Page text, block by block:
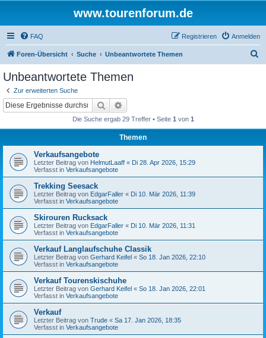
www.tourenforum.de
FAQ Anmelden
Registrieren
Foren-Übersicht Suche Unbeantwortete Themen
Unbeantwortete Themen
Zur erweiterten Suche
Suche
Die Suche ergab 29 Treffer • Seite 1 von 1
Themen
Verkaufsangebote
Letzter Beitrag von HelmutLaaff « Di 28. Apr 2026, 15:29
Verfasst in Verkaufsangebote
Trekking Seesack
Letzter Beitrag von EdgarFaller « Di 10. Mär 2026, 11:39
Verfasst in Verkaufsangebote
Skirouren Rucksack
Letzter Beitrag von EdgarFaller « Di 10. Mär 2026, 11:31
Verfasst in Verkaufsangebote
Verkauf Langlaufschuhe Classik
Letzter Beitrag von Gerhard Keifel « So 18. Jan 2026, 22:10
Verfasst in Verkaufsangebote
Verkauf Tourenskischuhe
Letzter Beitrag von Gerhard Keifel « So 18. Jan 2026, 22:01
Verfasst in Verkaufsangebote
Verkauf
Letzter Beitrag von Trude « Sa 17. Jan 2026, 18:35
Verfasst in Verkaufsangebote